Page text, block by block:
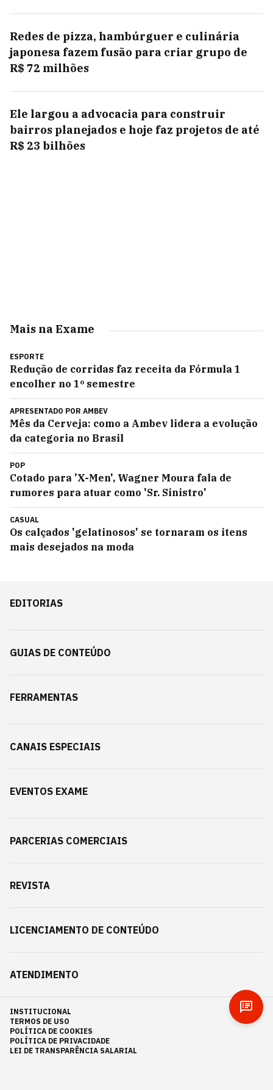
Redes de pizza, hambúrguer e culinária
japonesa fazem fusão para criar grupo de
R$ 72 milhões
Ele largou a advocacia para construir
bairros planejados e hoje faz projetos de até
R$ 23 bilhões
Mais na Exame
ESPORTE
Redução de corridas faz receita da Fórmula 1
encolher no 1º semestre
APRESENTADO POR AMBEV
Mês da Cerveja: como a Ambev lidera a evolução
da categoria no Brasil
POP
Cotado para 'X-Men', Wagner Moura fala de
rumores para atuar como 'Sr. Sinistro'
CASUAL
Os calçados 'gelatinosos' se tornaram os itens
mais desejados na moda
EDITORIAS
GUIAS DE CONTEÚDO
FERRAMENTAS
CANAIS ESPECIAIS
EVENTOS EXAME
PARCERIAS COMERCIAIS
REVISTA
LICENCIAMENTO DE CONTEÚDO
ATENDIMENTO
INSTITUCIONAL
TERMOS DE USO
POLÍTICA DE COOKIES
POLÍTICA DE PRIVACIDADE
LEI DE TRANSPARÊNCIA SALARIAL